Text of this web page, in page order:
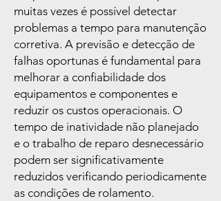
muitas vezes é possível detectar
problemas a tempo para manutenção
corretiva. A previsão e detecção de
falhas oportunas é fundamental para
melhorar a confiabilidade dos
equipamentos e componentes e
reduzir os custos operacionais. O
tempo de inatividade não planejado
e o trabalho de reparo desnecessário
podem ser significativamente
reduzidos verificando periodicamente
as condições de rolamento.